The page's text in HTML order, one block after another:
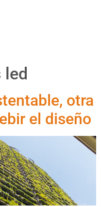
led
otra
el diseño